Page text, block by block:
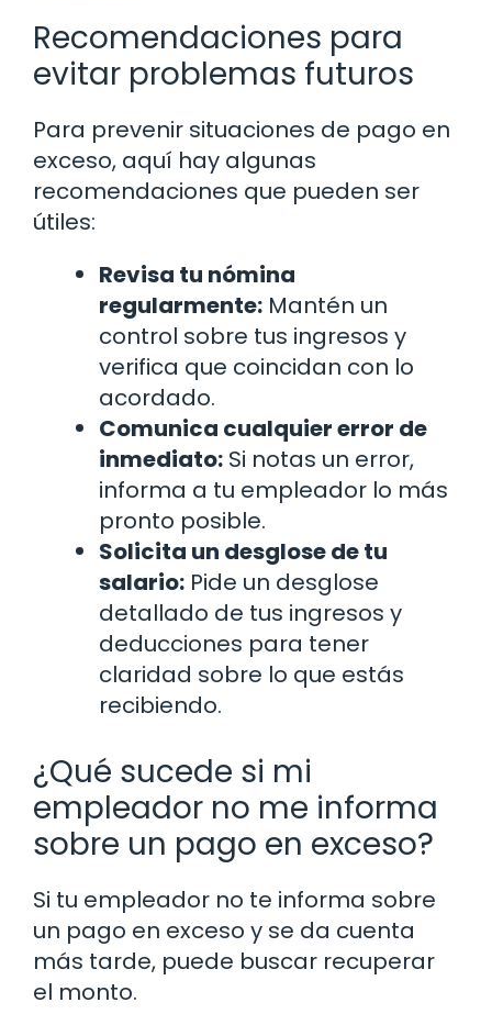
Recomendaciones para
evitar problemas futuros
Para prevenir situaciones de pago en
exceso, aquí hay algunas
recomendaciones que pueden ser
útiles:
Revisa tu nómina
regularmente: Mantén un
control sobre tus ingresos y
verifica que coincidan con lo
acordado.
Comunica cualquier error de
inmediato: Si notas un error,
informa a tu empleador lo más
pronto posible.
Solicita un desglose de tu
salario: Pide un desglose
detallado de tus ingresos y
deducciones para tener
claridad sobre lo que estás
recibiendo.
¿Qué sucede si mi
empleador no me informa
sobre un pago en exceso?
Si tu empleador no te informa sobre
un pago en exceso y se da cuenta
más tarde, puede buscar recuperar
el monto.